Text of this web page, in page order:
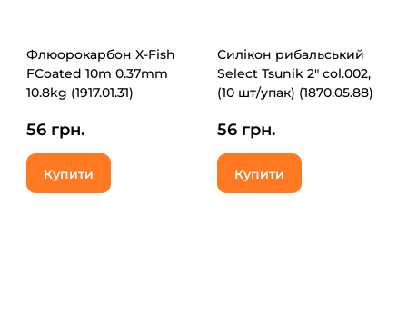
Флюорокарбон X-Fish
FCoated 10m 0.37mm
10.8kg (1917.01.31)
56 грн.
Купити
Силікон рибальський
Select Tsunik 2" col.002,
(10 шт/упак) (1870.05.88)
56 грн.
Купити